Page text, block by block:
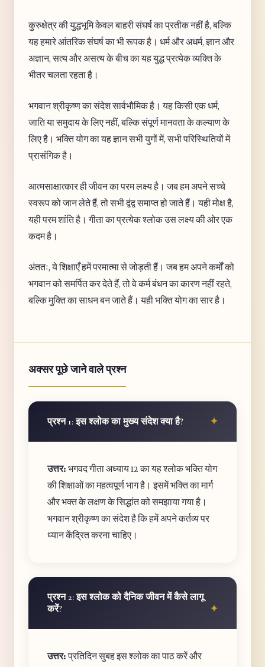
कुरुक्षेत्र की युद्धभूमि केवल बाहरी संघर्ष का प्रतीक नहीं है, बल्कि
यह हमारे आंतरिक संघर्ष का भी रूपक है। धर्म और अधर्म, ज्ञान और
अज्ञान, सत्य और असत्य के बीच का यह युद्ध प्रत्येक व्यक्ति के
भीतर चलता रहता है।
भगवान श्रीकृष्ण का संदेश सार्वभौमिक है। यह किसी एक धर्म,
जाति या समुदाय के लिए नहीं, बल्कि संपूर्ण मानवता के कल्याण के
लिए है। भक्ति योग का यह ज्ञान सभी युगों में, सभी परिस्थितियों में
प्रासंगिक है।
आत्मसाक्षात्कार ही जीवन का परम लक्ष्य है। जब हम अपने सच्चे
स्वरूप को जान लेते हैं, तो सभी द्वंद्व समाप्त हो जाते हैं। यही मोक्ष है,
यही परम शांति है। गीता का प्रत्येक श्लोक उस लक्ष्य की ओर एक
कदम है।
अंततः, ये शिक्षाएँ हमें परमात्मा से जोड़ती हैं। जब हम अपने कर्मों को
भगवान को समर्पित कर देते हैं, तो वे कर्म बंधन का कारण नहीं रहते,
बल्कि मुक्ति का साधन बन जाते हैं। यही भक्ति योग का सार है।
अक्सर पूछे जाने वाले प्रश्न
प्रश्न 1: इस श्लोक का मुख्य संदेश क्या है?
उत्तर: भगवद गीता अध्याय 12 का यह श्लोक भक्ति योग
की शिक्षाओं का महत्वपूर्ण भाग है। इसमें भक्ति का मार्ग
और भक्त के लक्षण के सिद्धांत को समझाया गया है।
भगवान श्रीकृष्ण का संदेश है कि हमें अपने कर्तव्य पर
ध्यान केंद्रित करना चाहिए।
प्रश्न 2: इस श्लोक को दैनिक जीवन में कैसे लागू
करें?
उत्तर:प्रतिदिन सुबह इस श्लोक का पाठ करें और